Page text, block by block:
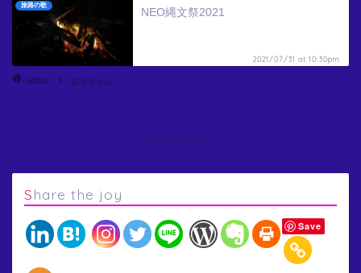
旅路の歌
NEO縄文祭2021
2021/07/31 at 10:30pm
HOME おとりっぷ
Share the joy
Save